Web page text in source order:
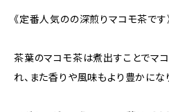
《定番人気のの深煎りマコモ茶です
茶葉のマコモ茶は煮出すことでマ
れ、また香りや風味もより豊かにな